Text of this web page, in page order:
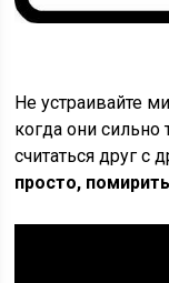
Не устраивайте
когда они
считаться друг с
просто,